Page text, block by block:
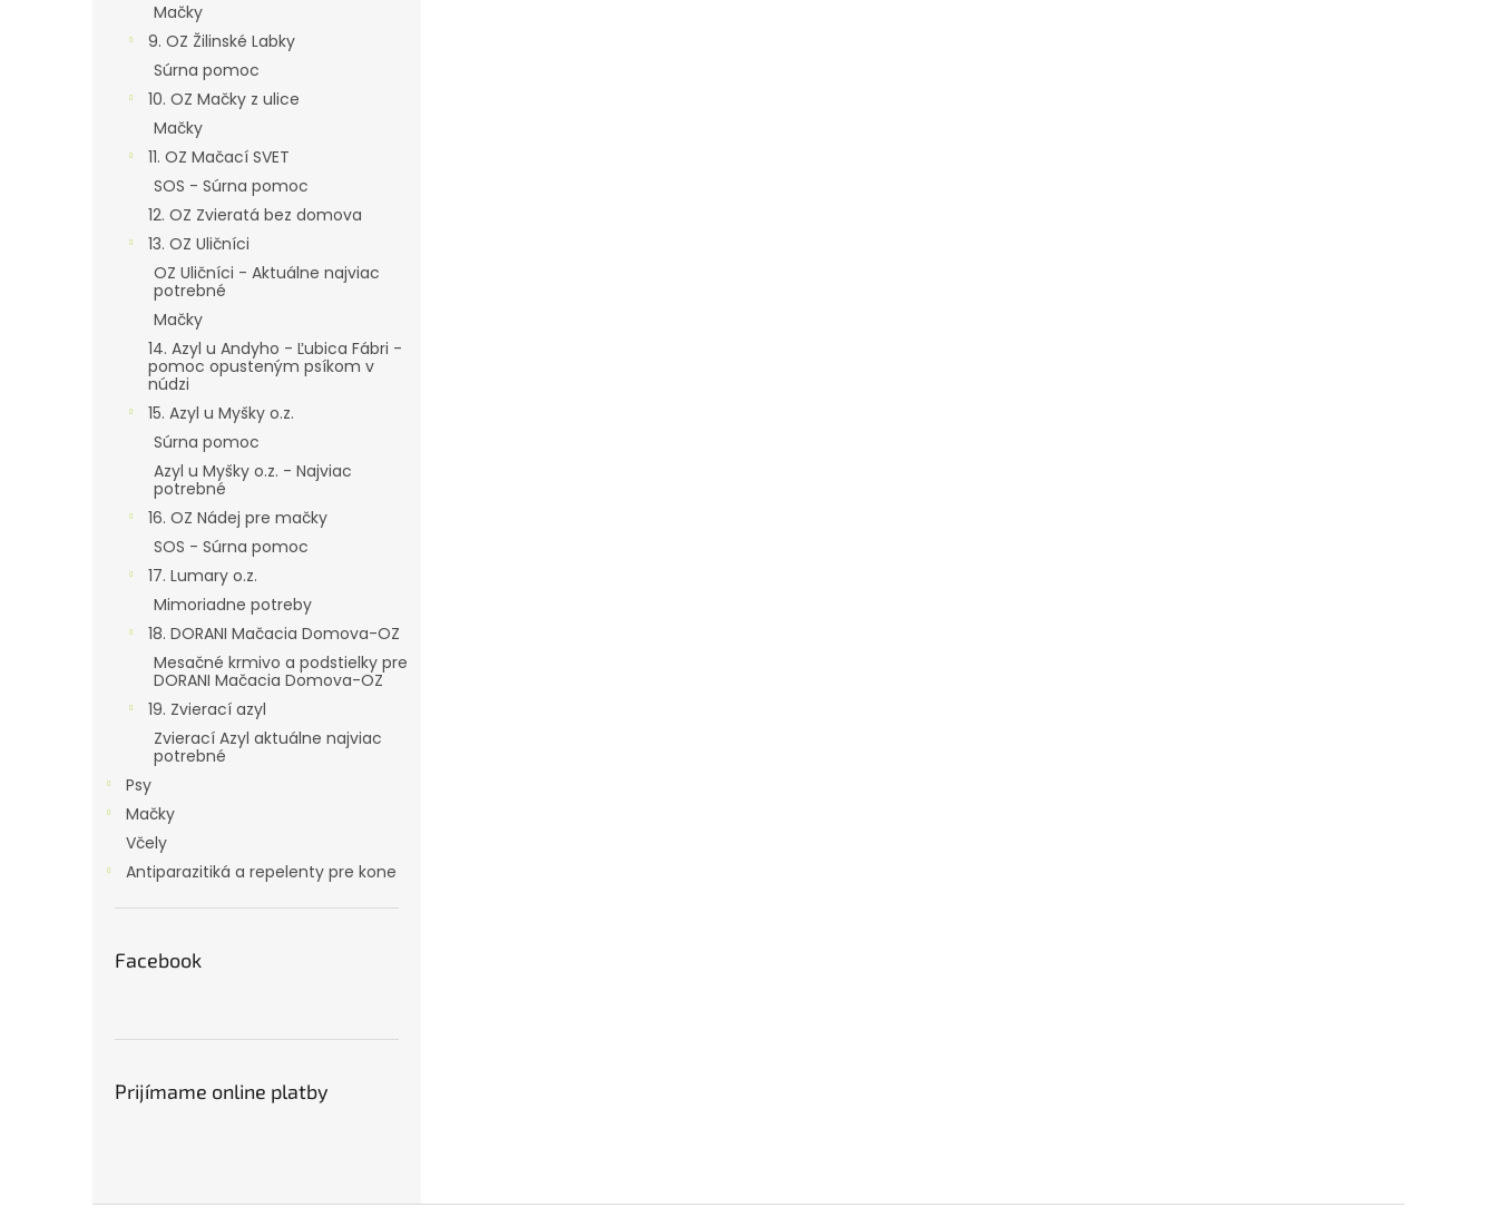
Mačky
9. OZ Žilinské Labky
Súrna pomoc
10. OZ Mačky z ulice
Mačky
11. OZ Mačací SVET
SOS - Súrna pomoc
12. OZ Zvieratá bez domova
13. OZ Uličníci
OZ Uličníci - Aktuálne najviac
potrebné
Mačky
14. Azyl u Andyho - Ľubica Fábri -
pomoc opusteným psíkom v
núdzi
15. Azyl u Myšky o.z.
Súrna pomoc
Azyl u Myšky o.z. - Najviac
potrebné
16. OZ Nádej pre mačky
SOS - Súrna pomoc
17. Lumary o.z.
Mimoriadne potreby
18. DORANI Mačacia Domova-OZ
Mesačné krmivo a podstielky pre
DORANI Mačacia Domova-OZ
19. Zvierací azyl
Zvierací Azyl aktuálne najviac
potrebné
Psy
Mačky
Včely
Antiparazitiká a repelenty pre kone
Facebook
Prijímame online platby